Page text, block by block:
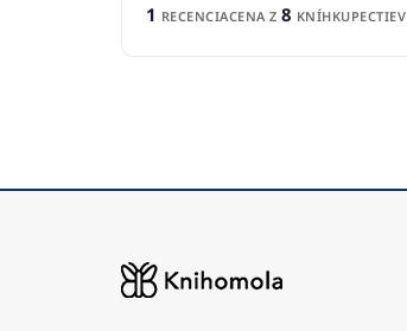
1 RECENCIACENA Z 8 KNÍHKUPECTIEV